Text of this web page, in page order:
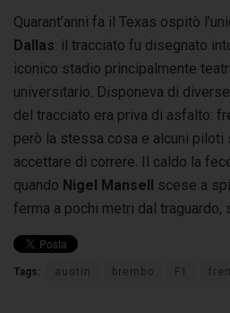
Quarant’anni fa il Texas ospitò
Dallas: il tracciato fu disegnato
iconico stadio principalmente
universitario. Disponeva di
del tracciato era priva di asfalto:
però la stessa cosa e alcuni piloti
accettare di correre. Il caldo la
quando Nigel Mansell scese a
ferma a pochi metri dal traguardo,
Tags: austin brembo F1